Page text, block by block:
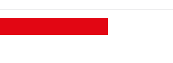
JORNADA POR TRABAJO Y POR SALARIO,